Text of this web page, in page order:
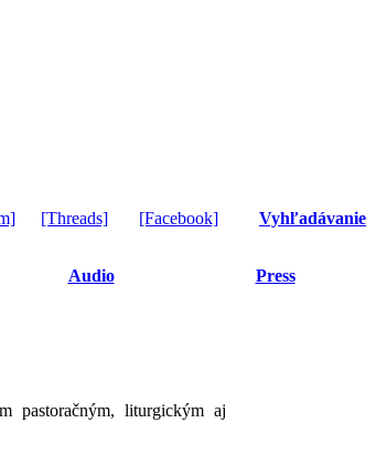
[Threads] [Facebook] Vyhľadávanie
Audio Press
pastoračným, liturgickým aj